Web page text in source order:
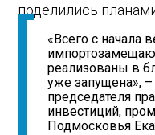
поделились
«Всего с начала
реализованы в
уже запущена», –
председателя
инвестиций,
Подмосковья